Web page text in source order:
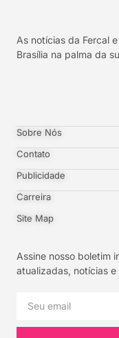
As notícias da Fercal
Brasília na palma da
Sobre Nós
Contato
Publicidade
Carreira
Site Map
Assine nosso boletim
atualizadas, notícias